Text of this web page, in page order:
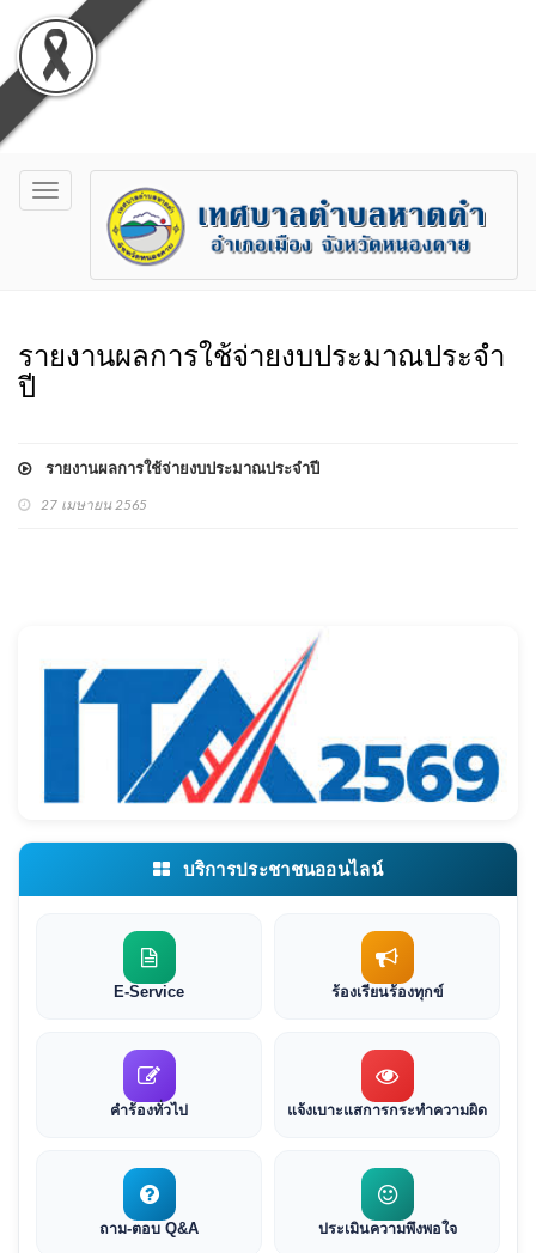
Toggle
navigation
รายงานผลการใช้จ่ายงบประมาณประจำ
ปี
รายงานผลการใช้จ่ายงบประมาณประจำปี
27 เมษายน 2565
บริการประชาชนออนไลน์
E-Service ร้องเรียนร้องทุกข์
คำร้องทั่วไป แจ้งเบาะแสการกระทำความผิด
ถาม-ตอบ Q&A ประเมินความพึงพอใจ